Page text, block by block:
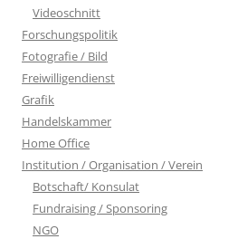
Videoschnitt
Forschungspolitik
Fotografie / Bild
Freiwilligendienst
Grafik
Handelskammer
Home Office
Institution / Organisation / Verein
Botschaft/ Konsulat
Fundraising / Sponsoring
NGO